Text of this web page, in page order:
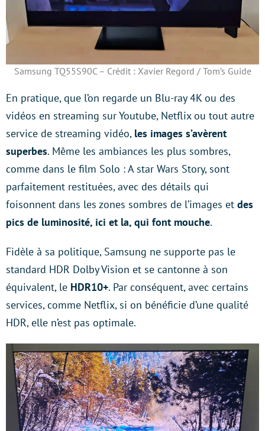
Samsung TQ55S90C – Crédit : Xavier Regord / Tom’s Guide
En pratique, que l’on regarde un Blu-ray 4K ou des
vidéos en streaming sur Youtube, Netflix ou tout autre
service de streaming vidéo, les images s’avèrent
superbes. Même les ambiances les plus sombres,
comme dans le film Solo : A star Wars Story, sont
parfaitement restituées, avec des détails qui
foisonnent dans les zones sombres de l’images et des
pics de luminosité, ici et la, qui font mouche.
Fidèle à sa politique, Samsung ne supporte pas le
standard HDR Dolby Vision et se cantonne à son
équivalent, le HDR10+. Par conséquent, avec certains
services, comme Netflix, si on bénéficie d’une qualité
HDR, elle n’est pas optimale.